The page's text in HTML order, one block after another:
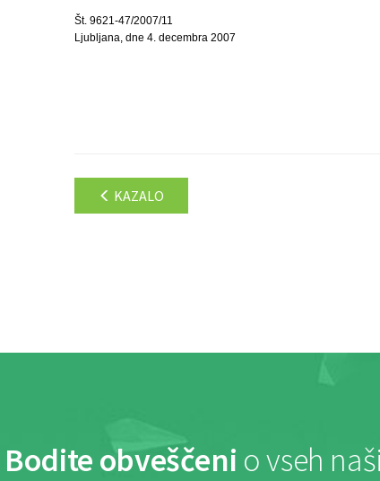
Št. 9621-47/2007/11
Ljubljana, dne 4. decembra 2007
KAZALO
Bodite obveščeni o vseh